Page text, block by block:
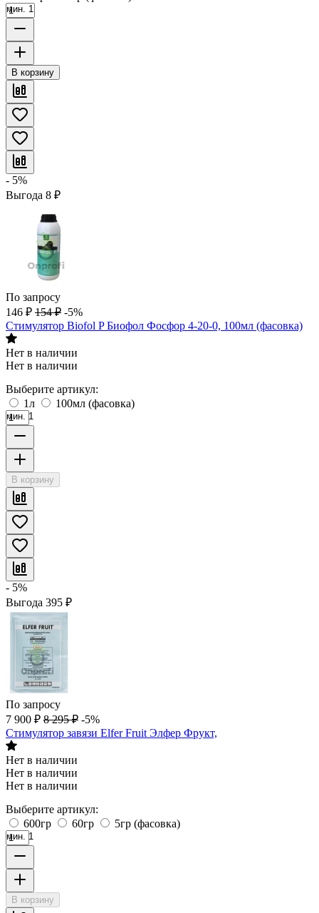
мин. 1
В корзину
- 5%
Выгода 8 ₽
По запросу
146 ₽ 154 ₽ -5%
Стимулятор Biofol P Биофол Фосфор 4-20-0, 100мл (фасовка)
Нет в наличии
Нет в наличии
Выберите артикул:
1л
100мл (фасовка)
мин. 1
В корзину
- 5%
Выгода 395 ₽
По запросу
7 900 ₽ 8 295 ₽ -5%
Стимулятор завязи Elfer Fruit Элфер Фрукт,
Нет в наличии
Нет в наличии
Нет в наличии
Выберите артикул:
600гр
60гр 5гр (фасовка)
мин. 1
В корзину